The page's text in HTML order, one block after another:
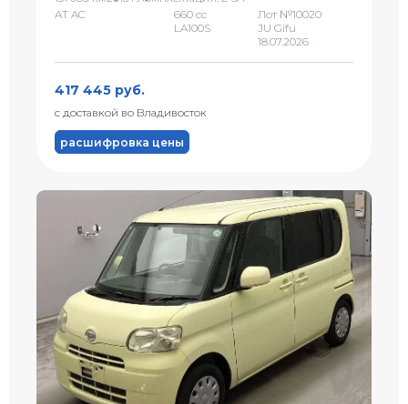
AT AC
660 сс
LA100S
Лот №10020
JU Gifu
18.07.2026
417 445 руб.
с доставкой во Владивосток
расшифровка цены